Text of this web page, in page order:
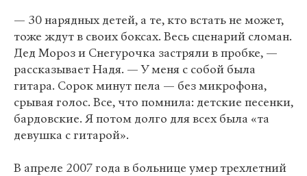
— 30 нарядных детей, а те, кто встать не может,
тоже ждут в своих боксах. Весь сценарий сломан.
Дед Мороз и Снегурочка застряли в пробке, —
рассказывает Надя. — У меня с собой была
гитара. Сорок минут пела — без микрофона,
срывая голос. Все, что помнила: детские песенки,
бардовские. Я потом долго для всех была «та
девушка с гитарой».
В апреле 2007 года в больнице умер трехлетний